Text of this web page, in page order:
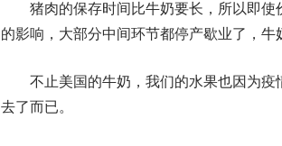
猪肉的保存时间比牛奶要长，所以即
的影响，大部分中间环节都停产歇业了，
不止美国的牛奶，我们的水果也因为
去了而已。